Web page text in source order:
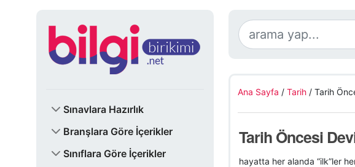
Sınavlara Hazırlık
Branşlara Göre İçerikler
Sınıflara Göre İçerikler
Ana Sayfa / Tarih/ Tarih
Tarih Öncesi
hayatta her alanda “ilk”ler